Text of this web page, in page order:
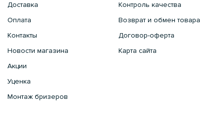
Доставка
Оплата
Контакты
Новости магазина
Акции
Уценка
Монтаж бризеров
Контроль качества
Возврат и обмен товара
Договор-оферта
Карта сайта